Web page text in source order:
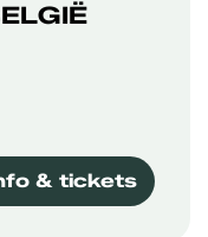
& tickets